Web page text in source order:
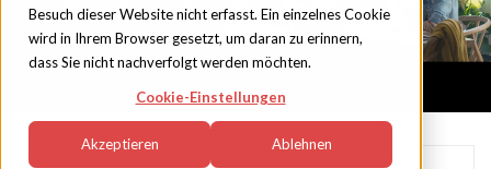
Besuch dieser Website nicht erfasst. Ein einzelnes Cookie
wird in Ihrem Browser gesetzt, um daran zu erinnern,
dass Sie nicht nachverfolgt werden möchten.
Cookie-Einstellungen
Akzeptieren Ablehnen